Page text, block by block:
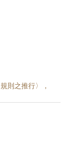
則之推行〉，